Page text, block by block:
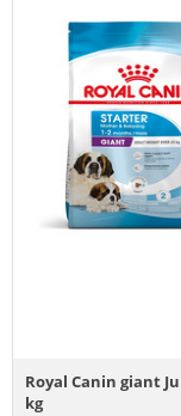
Royal Canin giant
kg